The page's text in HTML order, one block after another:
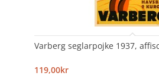
Varberg seglarpojke 1937,
119,00kr